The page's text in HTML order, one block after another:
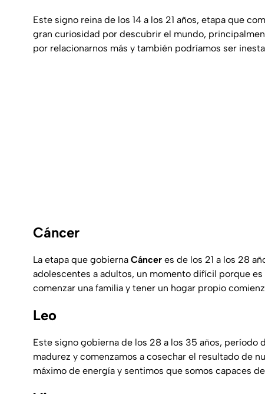
Este signo reina de los 14 a los 21 años, etapa que
gran curiosidad por descubrir el mundo,
por relacionarnos más y también podríamos ser
Cáncer
La etapa que gobierna Cáncer es de los 21 a los 28
adolescentes a adultos, un momento difícil porque
comenzar una familia y tener un hogar propio
Leo
Este signo gobierna de los 28 a los 35 años, período
madurez y comenzamos a cosechar el resultado de
máximo de energía y sentimos que somos capaces